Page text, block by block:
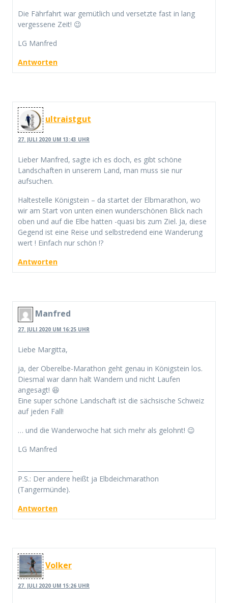
Die Fährfahrt war gemütlich und versetzte fast in lang
vergessene Zeit! 😉
LG Manfred
Antworten
ultraistgut
27. JULI 2020 UM 13:43 UHR
Lieber Manfred, sagte ich es doch, es gibt schöne
Landschaften in unserem Land, man muss sie nur
aufsuchen.
Haltestelle Königstein – da startet der Elbmarathon, wo
wir am Start von unten einen wunderschönen Blick nach
oben und auf die Elbe hatten -quasi bis zum Ziel. Ja, diese
Gegend ist eine Reise und selbstredend eine Wanderung
wert ! Einfach nur schön !?
Antworten
Manfred
27. JULI 2020 UM 16:25 UHR
Liebe Margitta,
ja, der Oberelbe-Marathon geht genau in Königstein los.
Diesmal war dann halt Wandern und nicht Laufen
angesagt! 😆
Eine super schöne Landschaft ist die sächsische Schweiz
auf jeden Fall!
… und die Wanderwoche hat sich mehr als gelohnt! 😉
LG Manfred
P.S.: Der andere heißt ja Elbdeichmarathon
(Tangermünde).
Antworten
Volker
27. JULI 2020 UM 15:26 UHR